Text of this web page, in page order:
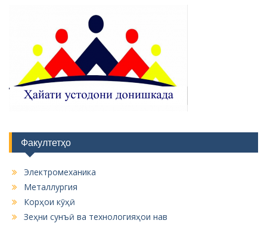
Факултетҳо
Электромеханика
Металлургия
Корҳои кӯҳӣ
Зеҳни сунъӣ ва технологияҳои нав